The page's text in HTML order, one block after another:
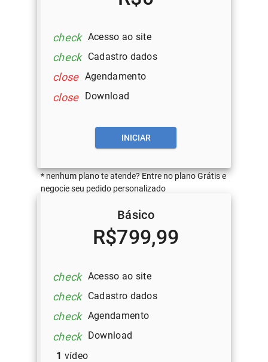
check Acesso ao site
check Cadastro dados
close Agendamento
close Download
INICIAR
* nenhum plano te atende? Entre no plano Grátis e
negocie seu pedido personalizado
Básico
R$799,99
check Acesso ao site
check Cadastro dados
check Agendamento
check
Download
1 vídeo